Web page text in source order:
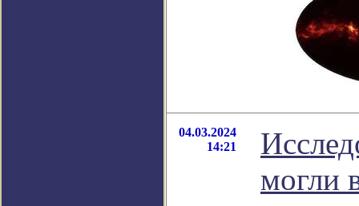
04.03.2024
14:21
могли